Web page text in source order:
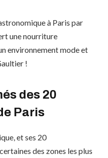
à Paris par
une nourriture
environnement mode et
!
des 20
Paris
et ses 20
des zones les plus